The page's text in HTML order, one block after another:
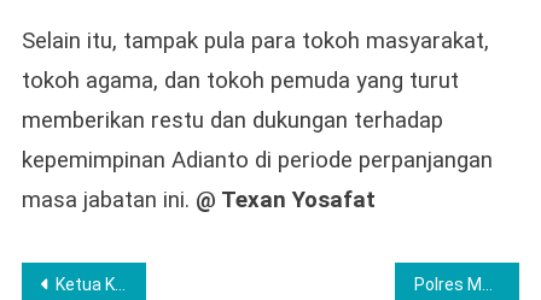
Selain itu, tampak pula para tokoh masyarakat,
tokoh agama, dan tokoh pemuda yang turut
memberikan restu dan dukungan terhadap
kepemimpinan Adianto di periode perpanjangan
masa jabatan ini. @ Texan Yosafat
Navigasi
Ketua Komisi VII DPR RI DR Bersama Adi Muktar Gelar Kegiatan Diseminasi Kewirausahaan di Kecamatan Siabu. Polres Musi Rawas Bersinergi Bulog Cabang Lubuklinggau Gelar Kegiatan Gerakkan Pangan Mura di Desa Suro